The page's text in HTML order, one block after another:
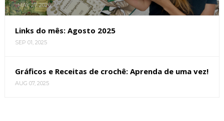
MAY 27, 2026
Links do mês: Agosto 2025
SEP 01, 2025
Gráficos e Receitas de crochê: Aprenda de uma vez!
AUG 07, 2025